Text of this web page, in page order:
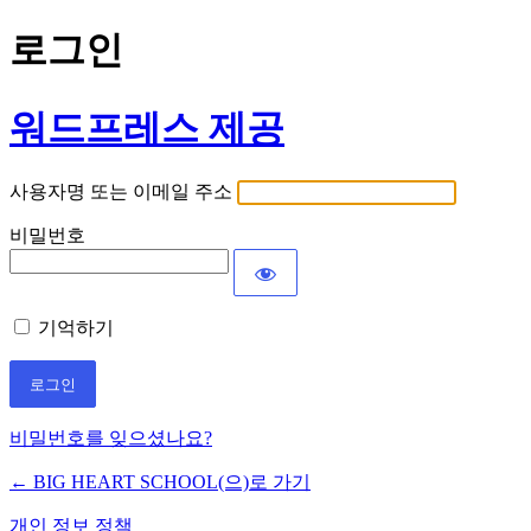
로그인
워드프레스 제공
사용자명 또는 이메일 주소
비밀번호
기억하기
비밀번호를 잊으셨나요?
← BIG HEART SCHOOL(으)로 가기
개인 정보 정책